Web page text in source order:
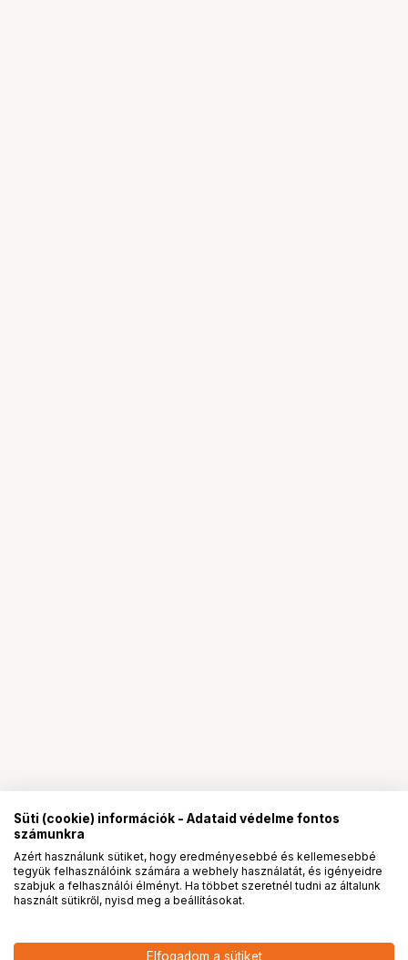
PROpartnerségek
Süti (cookie) információk - Adataid védelme fontos
számunkra
Azért használunk sütiket, hogy eredményesebbé és kellemesebbé
tegyük felhasználóink számára a webhely használatát, és igényeidre
szabjuk a felhasználói élményt. Ha többet szeretnél tudni az általunk
használt sütikről, nyisd meg a beállításokat.
Elfogadom a sütiket